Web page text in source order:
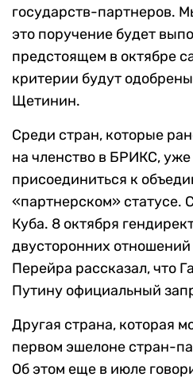
государств-партнеров.
это поручение будет
предстоящем в октябре
критерии будут
Щетинин.
Среди стран, которые
на членство в БРИКС, уже
присоединиться к
«партнерском» статусе.
Куба. 8 октября
двусторонних
Перейра рассказал, что
Путину официальный
Другая страна, которая
первом эшелоне стран-
Об этом еще в июле